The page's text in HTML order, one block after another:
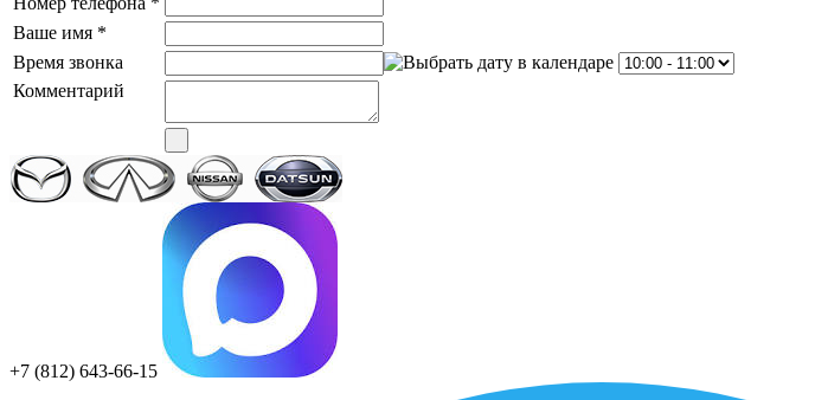
Ваше имя *
Время звонка
Комментарий
+7 (812) 643-66-15